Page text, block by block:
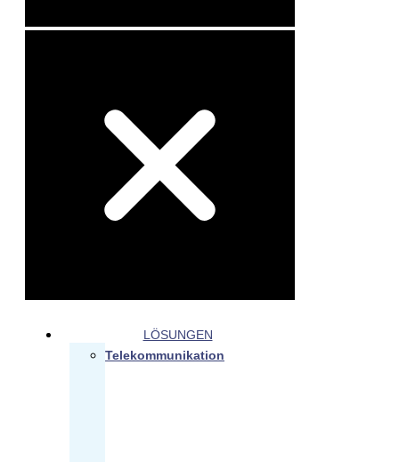
LÖSUNGEN
Telekommunikation